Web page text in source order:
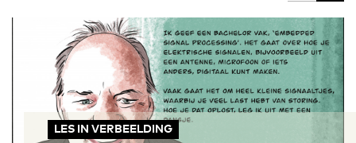
LES IN VERBEELDING